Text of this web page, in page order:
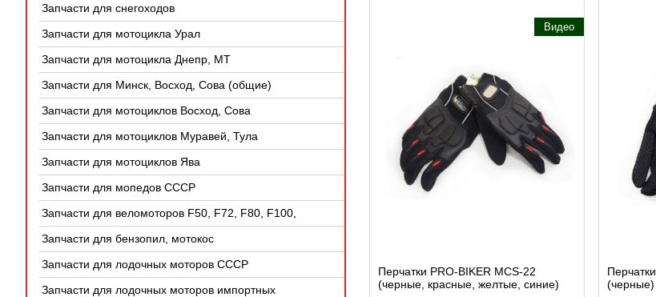
Запчасти для снегоходов
Запчасти для мотоцикла Урал
Запчасти для мотоцикла Днепр, МТ
Запчасти для Минск, Восход, Сова (общие)
Запчасти для мотоциклов Восход, Сова
Запчасти для мотоциклов Муравей, Тула
Запчасти для мотоциклов Ява
Запчасти для мопедов СССР
Запчасти для веломоторов F50, F72, F80, F100,
4Т
Запчасти для бензопил, мотокос
Запчасти для лодочных моторов СССР
Запчасти для лодочных моторов импортных
Видео
Перчатки PRO-BIKER MCS-22
(черные, красные, желтые, синие)
(черные)